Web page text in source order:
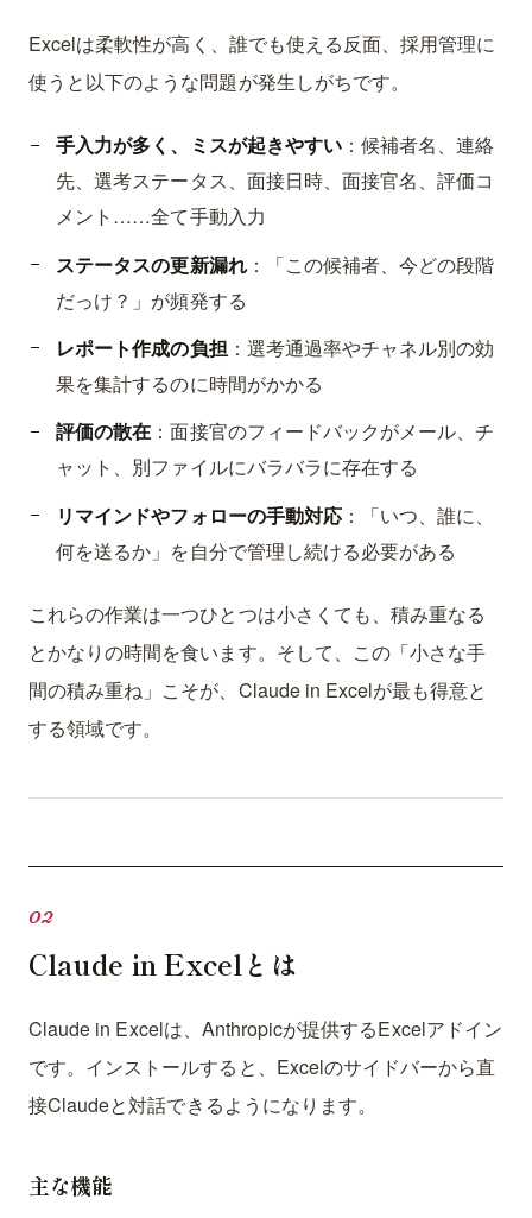
Excelは柔軟性が高く、誰でも使える反面、採用管理に
使うと以下のような問題が発生しがちです。
手入力が多く、ミスが起きやすい：候補者名、連絡
先、選考ステータス、面接日時、面接官名、評価コ
メント……全て手動入力
ステータスの更新漏れ：「この候補者、今どの段階
だっけ？」が頻発する
レポート作成の負担：選考通過率やチャネル別の効
果を集計するのに時間がかかる
評価の散在 ：面接官のフィードバックがメール、チ
ャット、別ファイルにバラバラに存在する
リマインドやフォローの手動対応：「いつ、誰に、
何を送るか」を自分で管理し続ける必要がある
これらの作業は一つひとつは小さくても、積み重なる
とかなりの時間を食います。そして、この「小さな手
間の積み重ね」こそが、Claude in Excelが最も得意と
する領域です。
Claude in Excelとは
Claude in Excelは、Anthropicが提供するExcelアドイン
です。インストールすると、Excelのサイドバーから直
接Claudeと対話できるようになります。
主な機能